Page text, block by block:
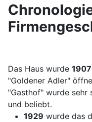
Das Haus wurde
"Goldener Adler"
"Gasthof" wurde sehr
und beliebt.
1929 wurde das